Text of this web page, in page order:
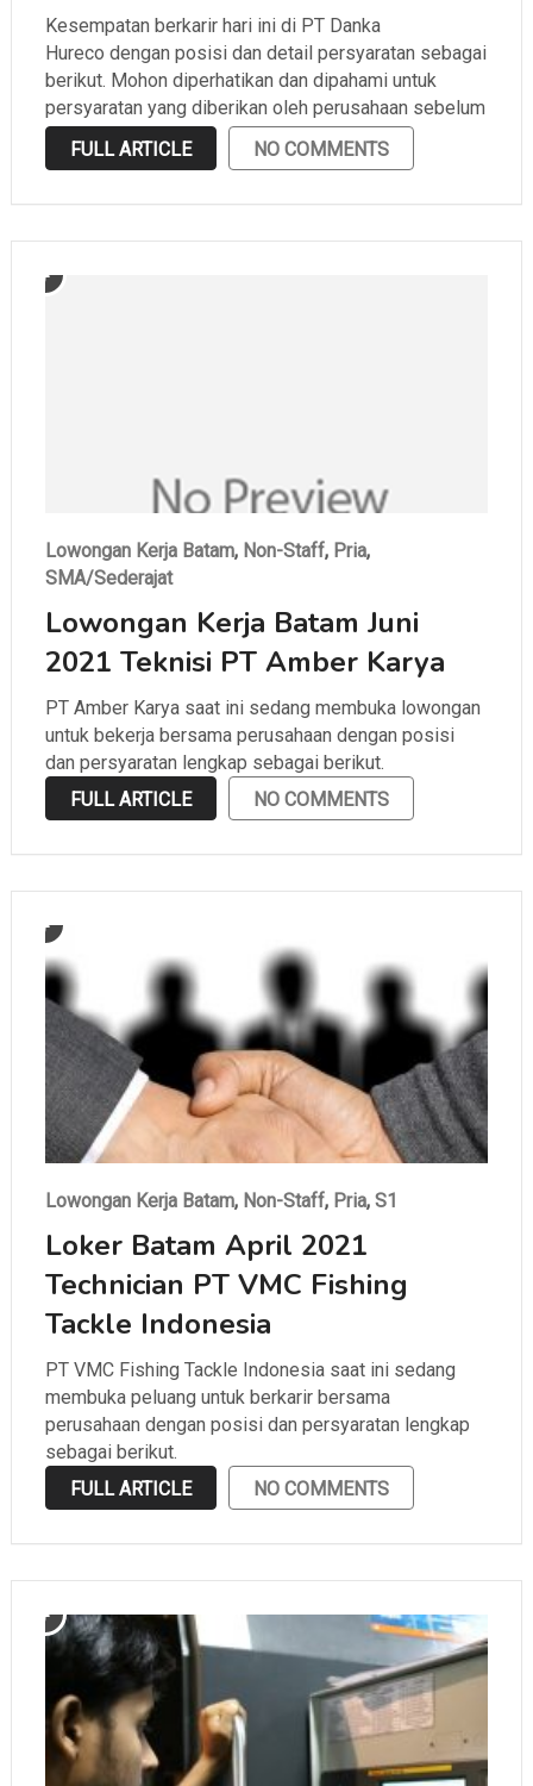
Kesempatan berkarir hari ini di PT Danka
Hureco dengan posisi dan detail persyaratan sebagai
berikut. Mohon diperhatikan dan dipahami untuk
persyaratan yang diberikan oleh perusahaan sebelum
melamar.
FULL ARTICLE NO COMMENTS
Lowongan Kerja Batam, Non-Staff, Pria,
SMA/Sederajat
Lowongan Kerja Batam Juni
2021 Teknisi PT Amber Karya
PT Amber Karya saat ini sedang membuka lowongan
untuk bekerja bersama perusahaan dengan posisi
dan persyaratan lengkap sebagai berikut.
FULL ARTICLE
NO COMMENTS
Lowongan Kerja Batam, Non-Staff, Pria, S1
Loker Batam April 2021
Technician PT VMC Fishing
Tackle Indonesia
PT VMC Fishing Tackle Indonesia saat ini sedang
membuka peluang untuk berkarir bersama
perusahaan dengan posisi dan persyaratan lengkap
sebagai berikut.
FULL ARTICLE
NO COMMENTS